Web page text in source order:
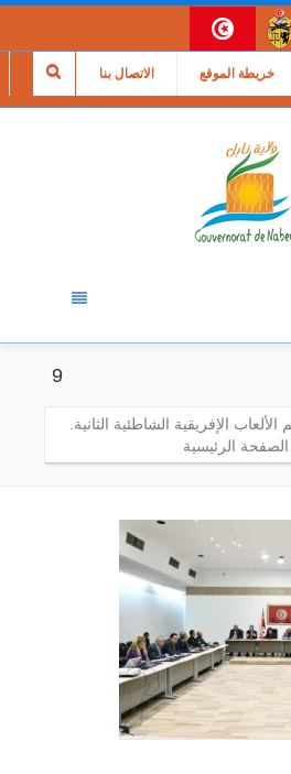
الاتصال بنا خريطة الموقع
9
الإفريقية الشاطئية الثانية.
الصفحة الرئيسية